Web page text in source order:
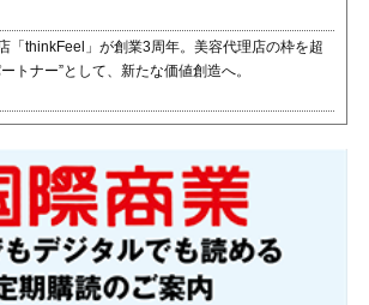
「thinkFeel」が創業3周年。美容代理店の枠を超
トナー”として、新たな価値創造へ。